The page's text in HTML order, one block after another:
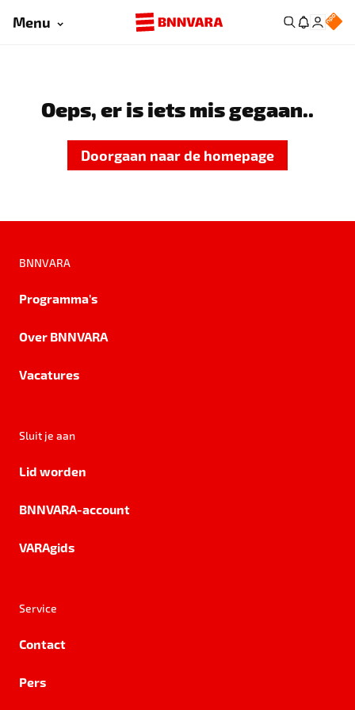
Menu
Oeps, er is iets mis gegaan..
Doorgaan naar de homepage
BNNVARA
Programma's
Over BNNVARA
Vacatures
Sluit je aan
Lid worden
BNNVARA-account
VARAgids
Service
Contact
Pers